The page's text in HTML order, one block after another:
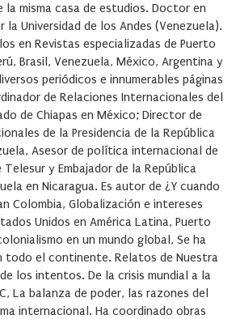
la misma casa de estudios. Doctor en
Universidad de los Andes (Venezuela).
en Revistas especializadas de Puerto
Brasil, Venezuela, México, Argentina y
periódicos e innumerables páginas
de Relaciones Internacionales del
de Chiapas en México; Director de
de la Presidencia de la República
Asesor de política internacional de
Telesur y Embajador de la República
en Nicaragua. Es autor de ¿Y cuando
Colombia, Globalización e intereses
Unidos en América Latina, Puerto
en un mundo global, Se ha
todo el continente. Relatos de Nuestra
los intentos. De la crisis mundial a la
La balanza de poder, las razones del
internacional. Ha coordinado obras